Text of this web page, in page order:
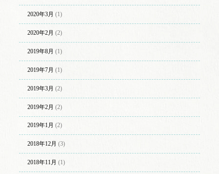
2020年3月 (1)
2020年2月 (2)
2019年8月 (1)
2019年7月 (1)
2019年3月 (2)
2019年2月 (2)
2019年1月 (2)
2018年12月 (3)
2018年11月 (1)